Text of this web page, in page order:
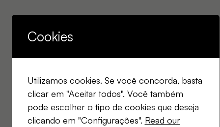
Cookies
Utilizamos cookies. Se você concorda, basta
clicar em "Aceitar todos". Você também
pode escolher o tipo de cookies que deseja
clicando em "Configurações". Read our